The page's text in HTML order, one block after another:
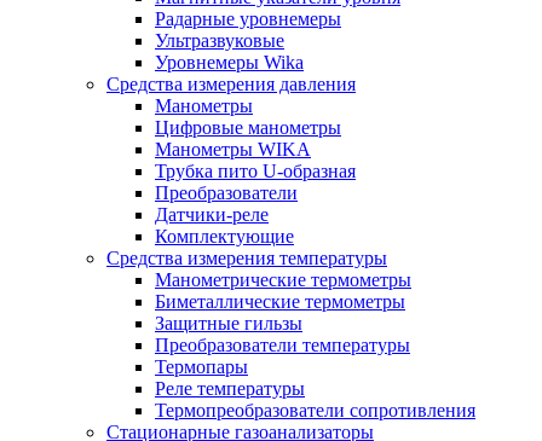
Радарные уровнемеры
Ультразвуковые
Уровнемеры Wika
Средства измерения давления
Манометры
Цифровые манометры
Манометры WIKA
Трубка пито U-образная
Преобразователи
Датчики-реле
Комплектующие
Средства измерения температуры
Манометрические термометры
Биметаллические термометры
Защитные гильзы
Преобразователи температуры
Термопары
Реле температуры
Термопреобразователи сопротивления
Стационарные газоанализаторы